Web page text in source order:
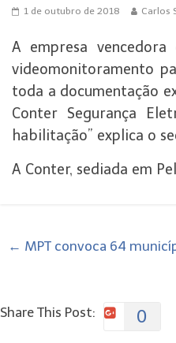
1 de outubro de 2018 Carlos
A empresa
videomonitoramento
toda a documentação
Conter Segurança
habilitação” explica o
A Conter, sediada em
← MPT convoca 64
Share This Post:
0